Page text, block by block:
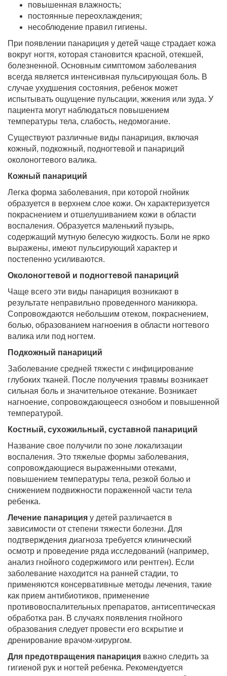
повышенная влажность;
постоянные переохлаждения;
несоблюдение правил гигиены.
При появлении панариция у детей чаще страдает кожа
вокруг ногтя, которая становится красной, отекшей,
болезненной. Основным симптомом заболевания
всегда является интенсивная пульсирующая боль. В
случае ухудшения состояния, ребенок может
испытывать ощущение пульсации, жжения или зуда. У
пациента могут наблюдаться повышением
температуры тела, слабость, недомогание.
Существуют различные виды панариция, включая
кожный, подкожный, подногтевой и панариций
околоногтевого валика.
Кожный панариций
Легка форма заболевания, при которой гнойник
образуется в верхнем слое кожи. Он характеризуется
покраснением и отшелушиванием кожи в области
воспаления. Образуется маленький пузырь,
содержащий мутную белесую жидкость. Боли не ярко
выражены, имеют пульсирующий характер и
постепенно усиливаются.
Околоногтевой и подногтевой панариций
Чаще всего эти виды панариция возникают в
результате неправильно проведенного маникюра.
Сопровождаются небольшим отеком, покраснением,
болью, образованием нагноения в области ногтевого
валика или под ногтем.
Подкожный панариций
Заболевание средней тяжести с инфицирование
глубоких тканей. После получения травмы возникает
сильная боль и значительное отекание. Возникает
нагноение, сопровождающееся ознобом и повышенной
температурой.
Костный, сухожильный, суставной панариций
Название свое получили по зоне локализации
воспаления. Это тяжелые формы заболевания,
сопровождающиеся выраженными отеками,
повышением температуры тела, резкой болью и
снижением подвижности пораженной части тела
ребенка.
Лечение панариция у детей различается в
зависимости от степени тяжести болезни. Для
подтверждения диагноза требуется клинический
осмотр и проведение ряда исследований (например,
анализ гнойного содержимого или рентген). Если
заболевание находится на ранней стадии, то
применяются консервативные методы лечения, такие
как прием антибиотиков, применение
противовоспалительных препаратов, антисептическая
обработка ран. В случаях появления гнойного
образования следует провести его вскрытие и
дренирование врачом-хирургом.
Для предотвращения панариция важно следить за
гигиеной рук и ногтей ребенка. Рекомендуется